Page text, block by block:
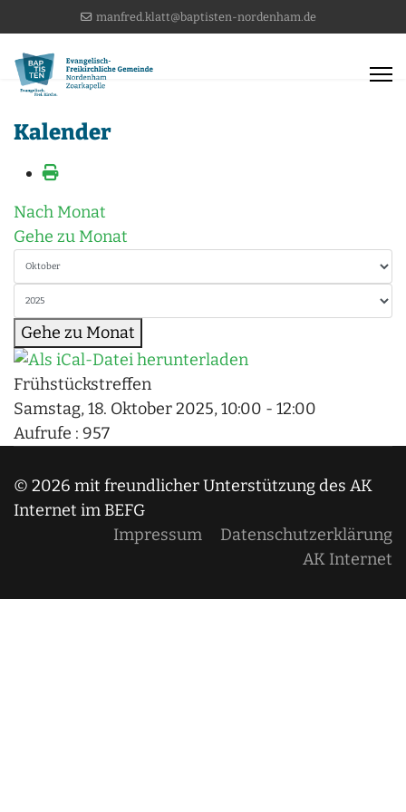
manfred.klatt@baptisten-nordenham.de
Kalender
Nach Monat
Gehe zu Monat
Gehe zu Monat
Frühstückstreffen
Samstag, 18. Oktober 2025, 10:00 - 12:00
Aufrufe : 957
© 2026 mit freundlicher Unterstützung des AK
Internet im BEFG
Impressum
Datenschutzerklärung
AK Internet